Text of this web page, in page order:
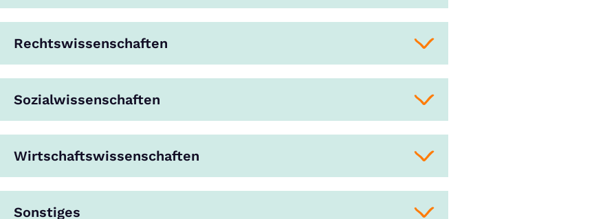
Rechtswissenschaften
Sozialwissenschaften
Wirtschaftswissenschaften
Sonstiges